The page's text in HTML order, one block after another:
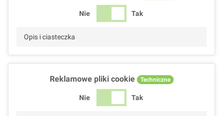
Nie Tak
Opis i ciasteczka
Reklamowe pliki cookie Techniczne
Nie Tak